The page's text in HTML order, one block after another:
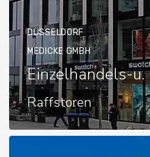
DÜSSELDORF
MEDICKE GMBH
Einzelhandels-u.
Raffstoren